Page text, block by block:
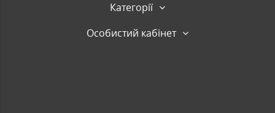
Категорії
Особистий кабінет